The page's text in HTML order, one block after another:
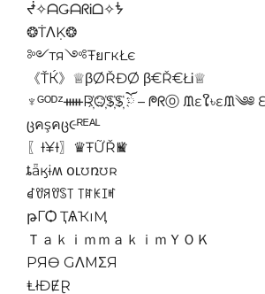
ᖫ✧ᗩǤᗩᖇᎥᗝ✧ᖭ
❂ṪΛḲ❂
༻тя༺ŦยгкŁє
《ŤЌ》♕βØŘĐØ β€Ř€ŁᎥ♕
♆ᴳᴼᴰᶻᚔR҉O҉S҉S҉ ོ – ᖘᖇⓞ ᙢɛໃ৳ɛᙢ༄༅
ცคşคც૯ᴿᴱᴬᴸ
〖Ɨ¥Ɨ〗♛ŦỮŘҜ♛
ȶǟӄɨʍ օʟʊռʊʀ
ꀸꀎꋪꀎꌗ꓄ ꓄ꍏꀘꀤꎭ
թГѺ ҬѦҠıӍ
ＴａｋｉｍｍａｋｉｍＹＯＫ
PЯӨ GΛMΣЯ
ⱠłĐɆⱤ